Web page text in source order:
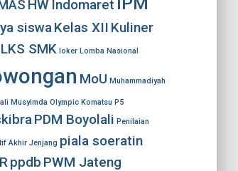
HW Indomaret
siswaKelas XII Kuliner
LKS SMK loker Lomba Nasional
MoU Muhammadiyah
Musyimda Olympic Komatsu P5
PDM Boyolali Penilaian
Akhir Jenjang piala soeratin
ppdb PWM Jateng